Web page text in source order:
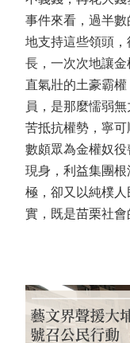
事件來看，過半
地支持這些領頭
長，一次次地讓
直氣壯的土豪霸
員，是那麼懦弱
苦抵抗權勢，寧
數頗眾為金權奴
現身，利益集團
極，卻又以純樸
實，既是苗栗社會